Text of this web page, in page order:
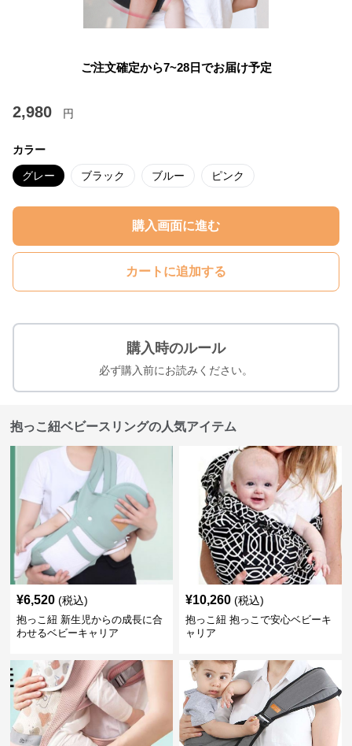
ご注文確定から7~28日でお届け予定
2,980 円
カラー
グレー ブラック ブルー ピンク
購入画面に進む
カートに追加する
購入時のルール
必ず購入前にお読みください。
抱っこ紐ベビースリングの人気アイテム
¥6,520 (税込)
抱っこ紐 新生児からの成長に合
わせるベビーキャリア
¥10,260 (税込)
抱っこ紐 抱っこで安心ベビーキ
ャリア